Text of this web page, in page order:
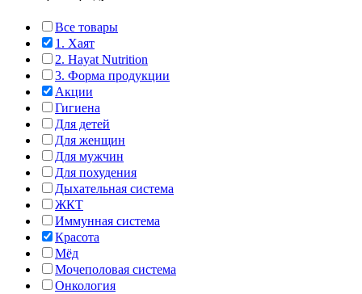
Все товары
1. Хаят
2. Hayat Nutrition
3. Форма продукции
Акции
Гигиена
Для детей
Для женщин
Для мужчин
Для похудения
Дыхательная система
ЖКТ
Иммунная система
Красота
Мёд
Мочеполовая система
Онкология